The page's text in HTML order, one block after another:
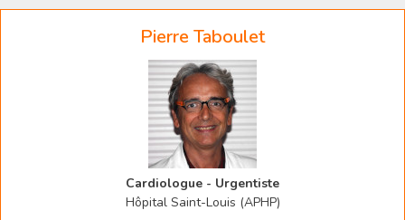
Pierre Taboulet
Cardiologue - Urgentiste
Hôpital Saint-Louis (APHP)